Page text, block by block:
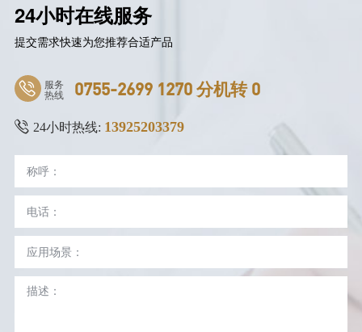
24小时在线服务
提交需求快速为您推荐合适产品
服务
热线 0755-2699 1270 分机转 0
24小时热线: 13925203379